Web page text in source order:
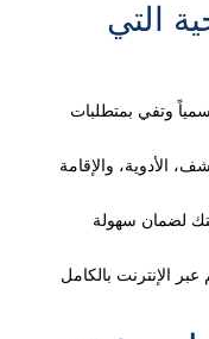
التي
وتفي بمتطلبات
الأدوية، والإقامة
لضمان سهولة
الإنترنت بالكامل